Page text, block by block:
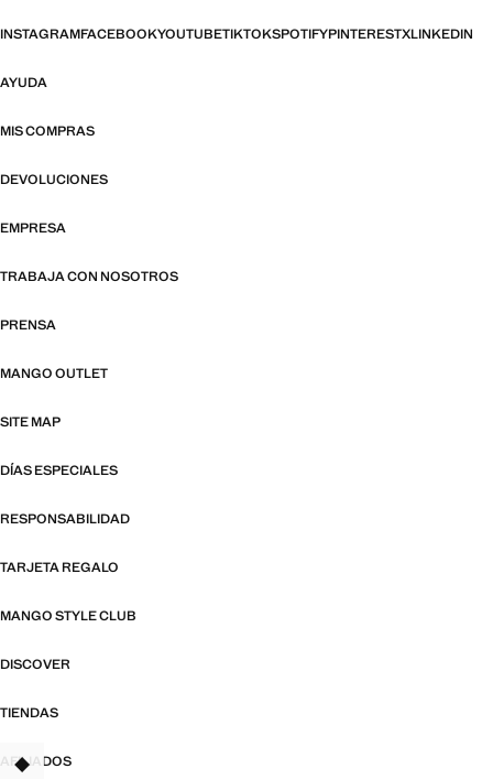
INSTAGRAMFACEBOOKYOUTUBETIKTOKSPOTIFYPINTERESTXLINKEDIN
AYUDA
MIS COMPRAS
DEVOLUCIONES
EMPRESA
TRABAJA CON NOSOTROS
PRENSA
MANGO OUTLET
SITE MAP
DÍAS ESPECIALES
RESPONSABILIDAD
TARJETA REGALO
MANGO STYLE CLUB
DISCOVER
TIENDAS
AFILIADOS